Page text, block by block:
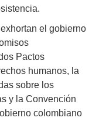
el gobierno
Pactos
humanos, la
sobre los
y la Convención
colombiano